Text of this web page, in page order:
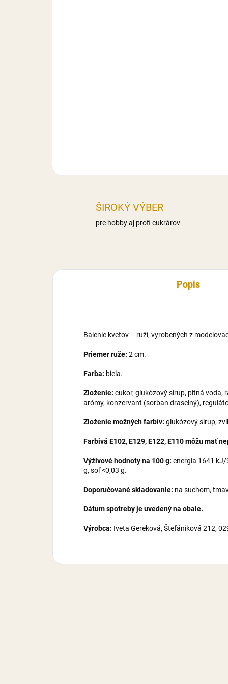
ŠIROKÝ VÝBER
pre hobby aj profi cukrárov
Popis
Balenie kvetov – ruží, vyrobených z
Priemer ruže: 2 cm.
Farba: biela.
Zloženie: cukor, glukózový sirup, pitná voda,
arómy, konzervant (sorban draselný),
Zloženie možných farbív: glukózový sirup,
Farbivá E102, E129, E122, E110 môžu mať
Výživové hodnoty na 100 g: energia 1641 kJ/
g, soľ <0,03 g.
Doporučované skladovanie: na suchom,
Dátum spotreby je uvedený na obale.
Výrobca: Iveta Gereková, Štefániková 212,